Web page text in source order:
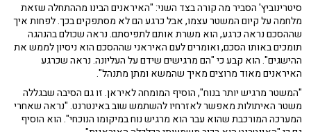
סיטרינוביץ' הסביר מה קורה בצד השני: "האיראנים הבינו מההתחלה שזאת
מלחמה על קיום המשטר עצמו, אבל כרגע הם לא מסתפקים בכך. לפחות איך
שההסכם נראה כרגע, הוא משרת אותם לתפיסתם. נראה שכולם בהנהגה
תומכים באותו הסכם, ואומרים לעם האיראני שההסכם הוא ניסיון לממש את
ההישגים". הוא קבע כי "הם מרגישים שידם על העליונה. נראה שכרגע
האיראנים מאוד מרוצים מאיך שהמשא ומתן מתנהל".
"המשטר מרגיש יותר בנוח", הוסיף המומחה לאיראן. זו גם הסיבה שבגללה
משטר האיתולות מאפשר לאזרחיו להשתמש שוב באינטרנט. "נראה שאחרי
המערכה המורכבת שהוא עבר הוא מרגיש נוח במיקומו הנוכחי". הוא הוסיף